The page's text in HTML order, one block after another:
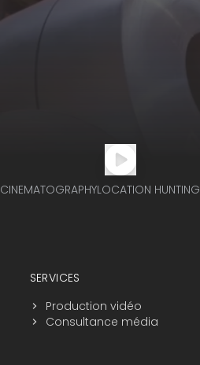
CINEMATOGRAPHYLOCATION HUNTING
SERVICES
Production vidéo
Consultance média